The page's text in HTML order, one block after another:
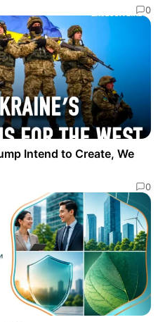
0
Intend to Create, We
0